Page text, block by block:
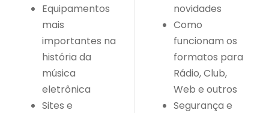
Equipamentos
mais
importantes na
história da
música
eletrônica
Sites e
novidades
Como
funcionam os
formatos para
Rádio, Club,
Web e outros
Segurança e